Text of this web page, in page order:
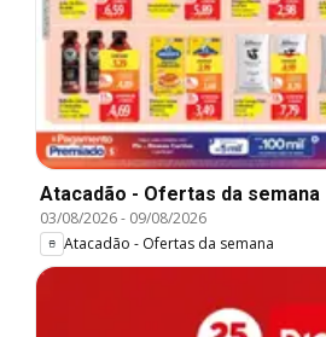
Atacadão - Ofertas da semana
03/08/2026- 09/08/2026
Atacadão - Ofertas da semana